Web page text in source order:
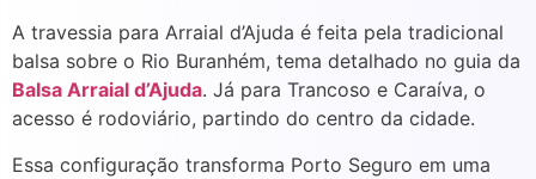
A travessia para Arraial d’Ajuda é feita pela tradicional
balsa sobre o Rio Buranhém, tema detalhado no guia da
Balsa Arraial d’Ajuda. Já para Trancoso e Caraíva, o
acesso é rodoviário, partindo do centro da cidade.
Essa configuração transforma Porto Seguro em uma